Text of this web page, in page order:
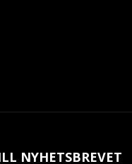
NYHETSBREVET